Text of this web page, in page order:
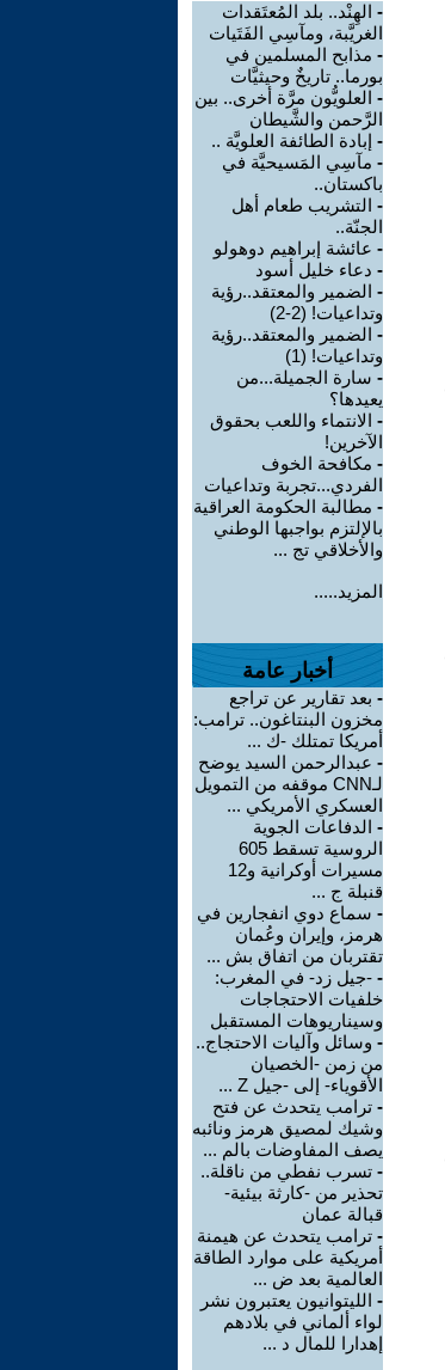
- الهِنْد.. بلد المُعتَقدات
الغريَّبة، ومآسِي الفَتَيات
- مذابح المسلمين في
بورما.. تاريخٌ وحيثيَّات
- العلويُّون مرَّة أخرى.. بين
الرَّحمن والشَّيطان
- إبادة الطائفة العلويَّة ..
- مآسِي المَسيحيَّة في
باكستان..
- التشريب طعام أهل
الجنّة..
- عائشة إبراهيم دوهولو
- دعاء خليل أسود
- الضمير والمعتقد..رؤية
وتداعيات! (2-2)
- الضمير والمعتقد..رؤية
وتداعيات! (1)
- سارة الجميلة...من
يعيدها؟
- الانتماء واللعب بحقوق
الآخرين!
- مكافحة الخوف
الفردي...تجربة وتداعيات
- مطالبة الحكومة العراقية
بالإلتزم بواجبها الوطني
والأخلاقي تج ...
المزيد.....
أخبار عامة
- بعد تقارير عن تراجع
مخزون البنتاغون.. ترامب:
أمريكا تمتلك -ك ...
- عبدالرحمن السيد يوضح
لـCNN موقفه من التمويل
العسكري الأمريكي ...
- الدفاعات الجوية
الروسية تسقط 605
مسيرات أوكرانية و12
قنبلة ج ...
- سماع دوي انفجارين في
هرمز، وإيران وعُمان
تقتربان من اتفاق بش ...
- -جيل زد- في المغرب:
خلفيات الاحتجاجات
وسيناريوهات المستقبل
- وسائل وآليات الاحتجاج..
من زمن -الخصيان
الأقوياء- إلى -جيل Z ...
- ترامب يتحدث عن فتح
وشيك لمصيق هرمز ونائبه
يصف المفاوضات بالم ...
- تسرب نفطي من ناقلة..
تحذير من -كارثة بيئية-
قبالة عمان
- ترامب يتحدث عن هيمنة
أمريكية على موارد الطاقة
العالمية بعد ض ...
- الليتوانيون يعتبرون نشر
لواء ألماني في بلادهم
إهدارا للمال د ...